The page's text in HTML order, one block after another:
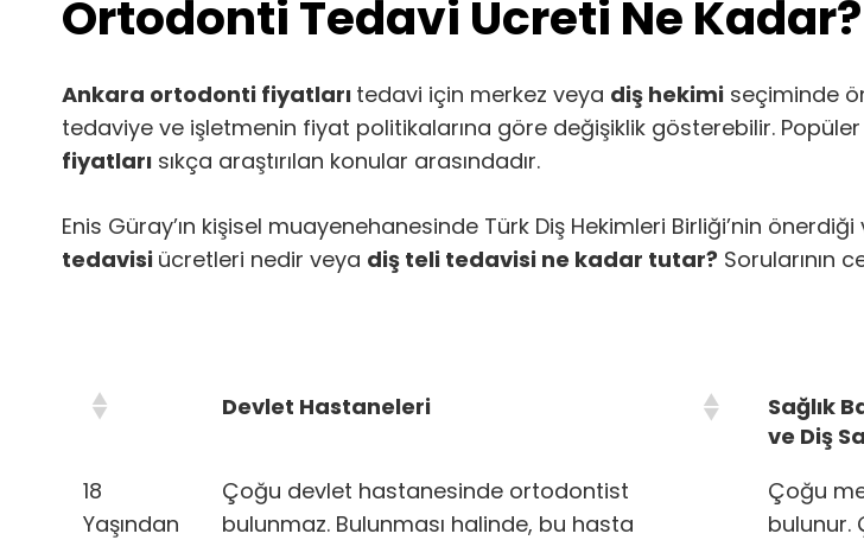
Ortodonti Tedavi Ücreti Ne Kadar?
Ankara ortodonti fiyatları tedavi için merkez veya diş hekimi seçiminde
tedaviye ve işletmenin fiyat politikalarına göre değişiklik gösterebilir.
fiyatları sıkça araştırılan konular arasındadır.
Enis Güray’ın kişisel muayenehanesinde Türk Diş Hekimleri Birliği’nin
tedavisi ücretleri nedir veya diş teli tedavisi ne kadar tutar? Sorularının
Devlet Hastaneleri
Sağlık
ve Diş
18
Yaşından
Çoğu devlet hastanesinde ortodontist
bulunmaz. Bulunması halinde, bu hasta
Çoğu
bulunur.